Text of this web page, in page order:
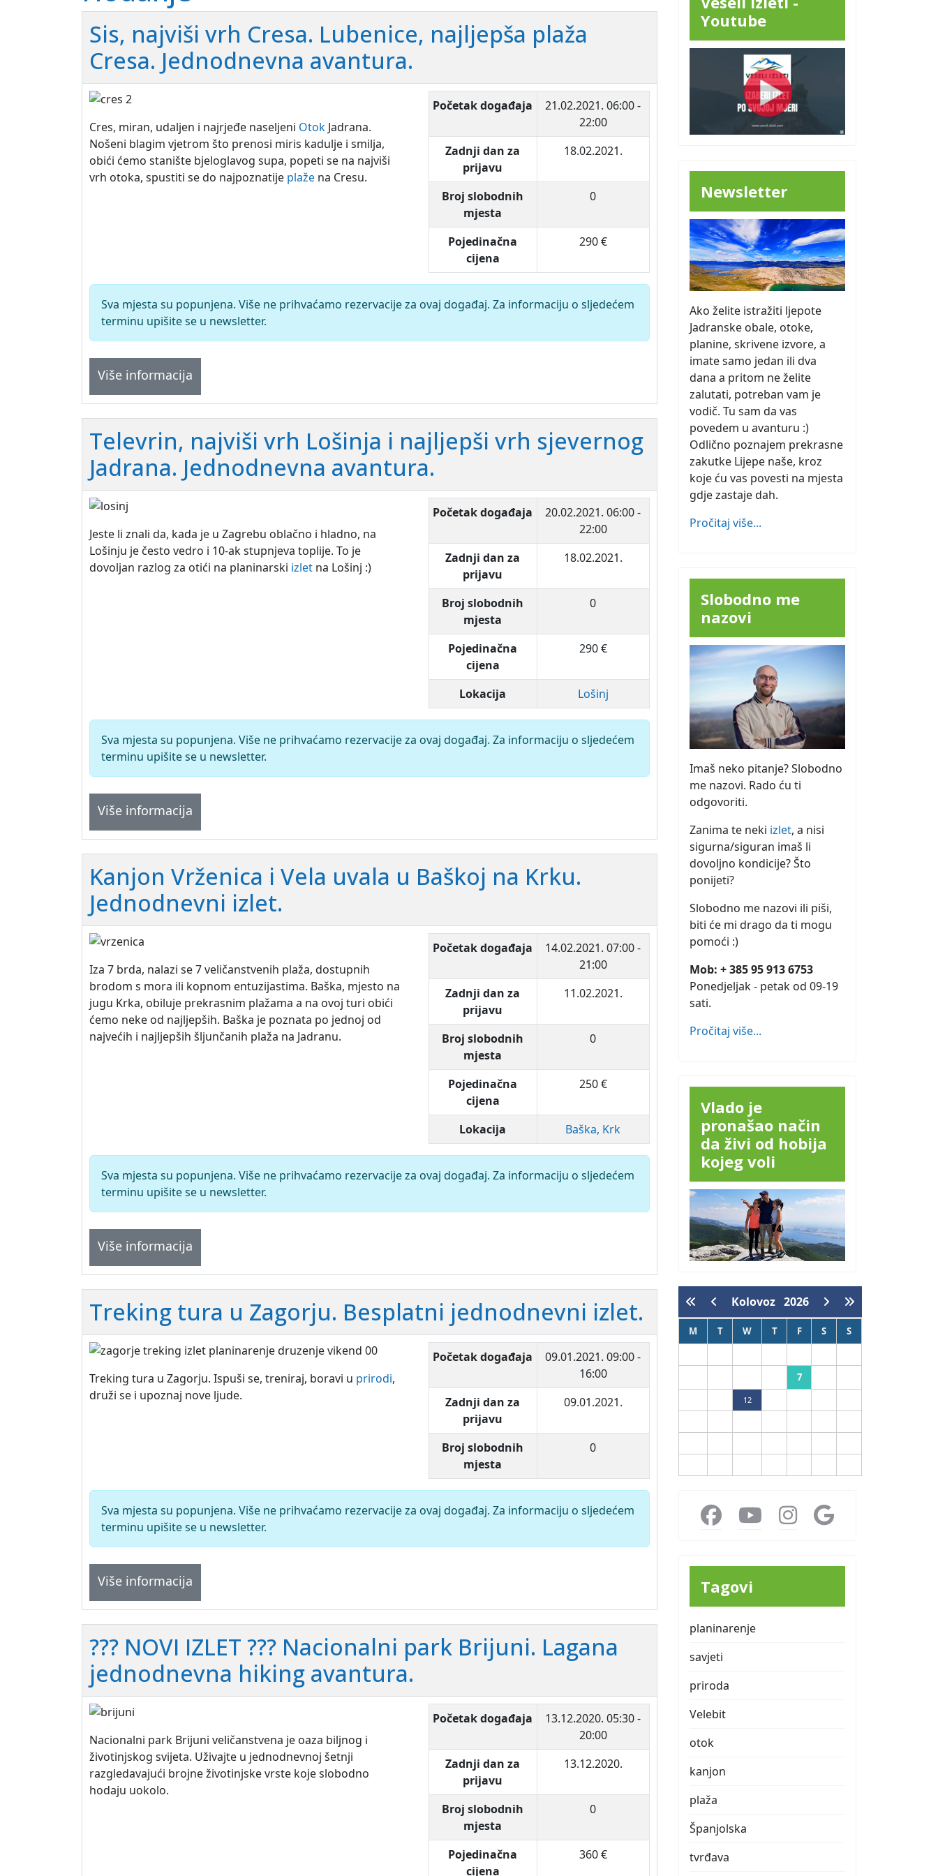
Sis, najviši vrh Cresa. Lubenice, najljepša plaža
Cresa. Jednodnevna avantura.
Cres, miran, udaljen i najrjeđe naseljeni Otok Jadrana.
Nošeni blagim vjetrom što prenosi miris kadulje i smilja,
obići ćemo stanište bjeloglavog supa, popeti se na najviši
vrh otoka, spustiti se do najpoznatije plaže na Cresu.
Početak događaja 21.02.2021.06:00 -
22:00
Zadnji dan za
prijavu
18.02.2021.
Broj slobodnih
mjesta
0
Pojedinačna
cijena
290 €
Sva mjesta su popunjena. Više ne prihvaćamo rezervacije za ovaj događaj. Za informaciju o sljedećem
terminu upišite se u newsletter.
Više informacija
Televrin, najviši vrh Lošinja i najljepši vrh sjevernog
Jadrana. Jednodnevna avantura.
Jeste li znali da, kada je u Zagrebu oblačno i hladno, na
Lošinju je često vedro i 10-ak stupnjeva toplije. To je
dovoljan razlog za otići na planinarski izlet na Lošinj :)
Početak događaja 20.02.2021.06:00 -
22:00
Zadnji dan za
prijavu
18.02.2021.
Broj slobodnih
mjesta
0
Pojedinačna
cijena
290 €
Lokacija Lošinj
Sva mjesta su popunjena. Više ne prihvaćamo rezervacije za ovaj događaj. Za informaciju o sljedećem
terminu upišite se u newsletter.
Više informacija
Kanjon Vrženica i Vela uvala u Baškoj na Krku.
Jednodnevni izlet.
Iza 7 brda, nalazi se 7 veličanstvenih plaža, dostupnih
brodom s mora ili kopnom entuzijastima. Baška, mjesto na
jugu Krka, obiluje prekrasnim plažama a na ovoj turi obići
ćemo neke od najljepših. Baška je poznata po jednoj od
najvećih i najljepših šljunčanih plaža na Jadranu.
Početak događaja 14.02.2021.07:00 -
21:00
Zadnji dan za
prijavu
11.02.2021.
Broj slobodnih
mjesta
0
Pojedinačna
cijena
250 €
Lokacija Baška, Krk
Sva mjesta su popunjena. Više ne prihvaćamo rezervacije za ovaj događaj. Za informaciju o sljedećem
terminu upišite se u newsletter.
Više informacija
Treking tura u Zagorju. Besplatni jednodnevni izlet.
Treking tura u Zagorju. Ispuši se, treniraj, boravi u prirodi,
druži se i upoznaj nove ljude.
Početak događaja 09.01.2021.09:00 -
16:00
Zadnji dan za
prijavu
09.01.2021.
Broj slobodnih
mjesta
0
Sva mjesta su popunjena. Više ne prihvaćamo rezervacije za ovaj događaj. Za informaciju o sljedećem
terminu upišite se u newsletter.
Više informacija
??? NOVI IZLET ??? Nacionalni park Brijuni. Lagana
jednodnevna hiking avantura.
Nacionalni park Brijuni veličanstvena je oaza biljnog i
životinjskog svijeta. Uživajte u jednodnevnoj šetnji
razgledavajući brojne životinjske vrste koje slobodno
hodaju uokolo.
Početak događaja 13.12.2020.05:30 -
20:00
Zadnji dan za
prijavu
13.12.2020.
Broj slobodnih
mjesta
0
Pojedinačna
cijena
360 €
Youtube
Newsletter
Ako želite istražiti ljepote
Jadranske obale, otoke,
planine, skrivene izvore, a
imate samo jedan ili dva
dana a pritom ne želite
zalutati, potreban vam je
vodič. Tu sam da vas
povedem u avanturu :)
Odlično poznajem prekrasne
zakutke Lijepe naše, kroz
koje ću vas povesti na mjesta
gdje zastaje dah.
Pročitaj više...
Slobodno me
nazovi
Imaš neko pitanje? Slobodno
me nazovi. Rado ću ti
odgovoriti.
Zanima te neki izlet, a nisi
sigurna/siguran imaš li
dovoljno kondicije? Što
ponijeti?
Slobodno me nazovi ili piši,
biti će mi drago da ti mogu
pomoći :)
Mob: + 385 95 913 6753
Ponedjeljak - petak od 09-19
sati.
Pročitaj više...
Vlado je
pronašao način
da živi od hobija
kojeg voli
Kolovoz 2026
M T W T F S S
7
12
Tagovi
planinarenje
savjeti
priroda
Velebit
otok
kanjon
plaža
Španjolska
tvrđava